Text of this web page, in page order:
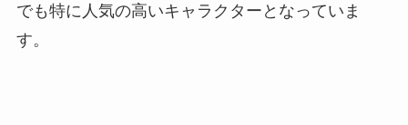
でも特に人気の高いキャラクターとなっていま
す。